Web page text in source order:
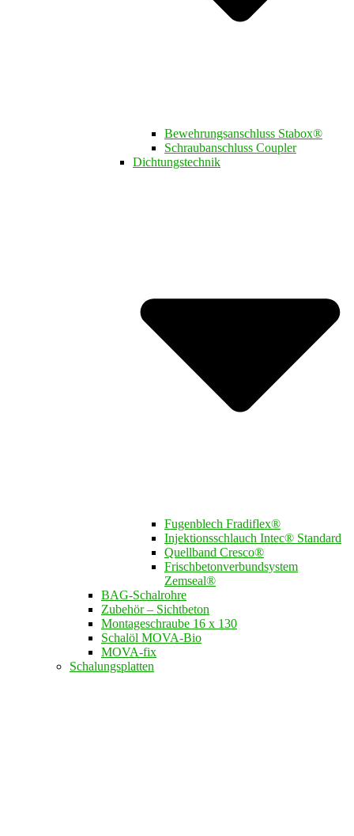
Bewehrungsanschluss Stabox®
Schraubanschluss Coupler
Dichtungstechnik
Fugenblech Fradiflex®
Injektionsschlauch Intec® Standard
Quellband Cresco®
Frischbetonverbundsystem
Zemseal®
BAG-Schalrohre
Zubehör – Sichtbeton
Montageschraube 16 x 130
Schalöl MOVA-Bio
MOVA-fix
Schalungsplatten